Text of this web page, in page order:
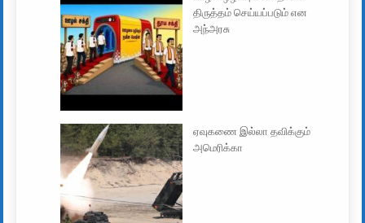
திருத்தம் செய்யப்படும் என
அந்அரசு
ஏவுகணை இல்லா தவிக்கும்
அமெரிக்கா